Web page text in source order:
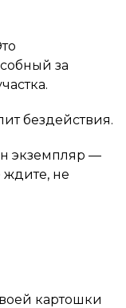
за
бездействия.
экземпляр —
ждите, не
картошки